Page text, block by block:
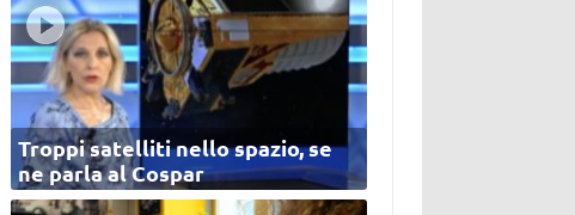
Troppi satelliti nello spazio, se
ne parla al Cospar